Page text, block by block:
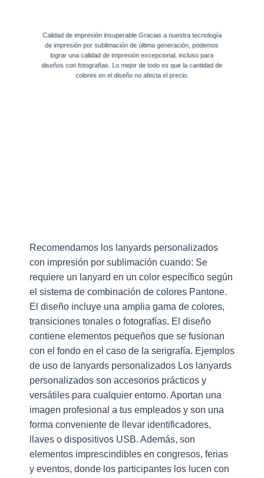
Calidad de impresión insuperable Gracias a nuestra tecnología
de impresión por sublimación de última generación, podemos
lograr una calidad de impresión excepcional, incluso para
diseños con fotografías. Lo mejor de todo es que la cantidad de
colores en el diseño no afecta el precio.
Recomendamos los lanyards personalizados
con impresión por sublimación cuando: Se
requiere un lanyard en un color específico según
el sistema de combinación de colores Pantone.
El diseño incluye una amplia gama de colores,
transiciones tonales o fotografías. El diseño
contiene elementos pequeños que se fusionan
con el fondo en el caso de la serigrafía. Ejemplos
de uso de lanyards personalizados Los lanyards
personalizados son accesorios prácticos y
versátiles para cualquier entorno. Aportan una
imagen profesional a tus empleados y son una
forma conveniente de llevar identificadores,
llaves o dispositivos USB. Además, son
elementos imprescindibles en congresos, ferias
y eventos, donde los participantes los lucen con